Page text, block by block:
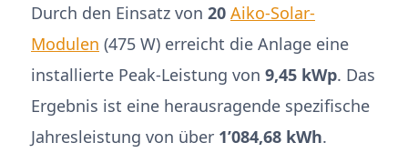
Durch den Einsatz von 20 Aiko-Solar-
Modulen (475 W) erreicht die Anlage eine
installierte Peak-Leistung von 9,45 kWp. Das
Ergebnis ist eine herausragende spezifische
Jahresleistung von über 1’084,68 kWh.